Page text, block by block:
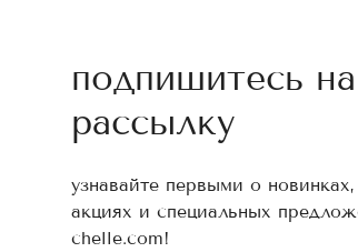
подпишитесь на
рассылку
узнавайте первыми о
акциях и специальных
chelle.com!